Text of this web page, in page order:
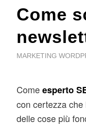
Come
MARKETING
Comeesperto
con certezza
delle cose più